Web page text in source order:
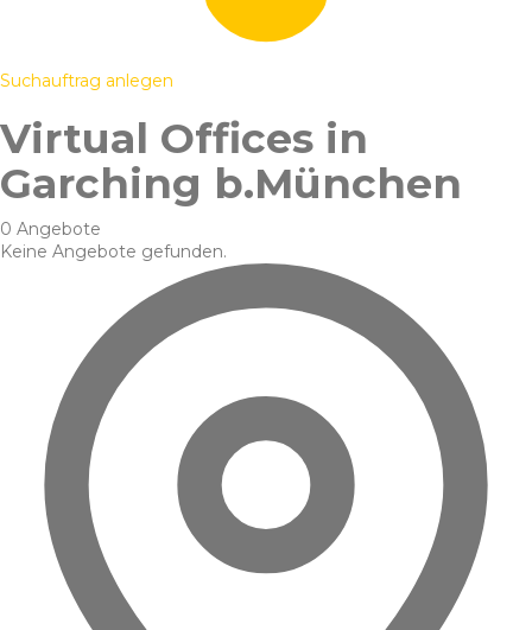
Suchauftrag anlegen
Virtual Offices in
Garching b.München
0 Angebote
Keine Angebote gefunden.